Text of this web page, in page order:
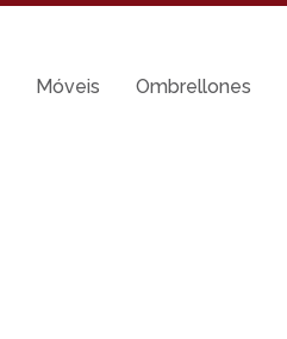
Móveis Ombrellones